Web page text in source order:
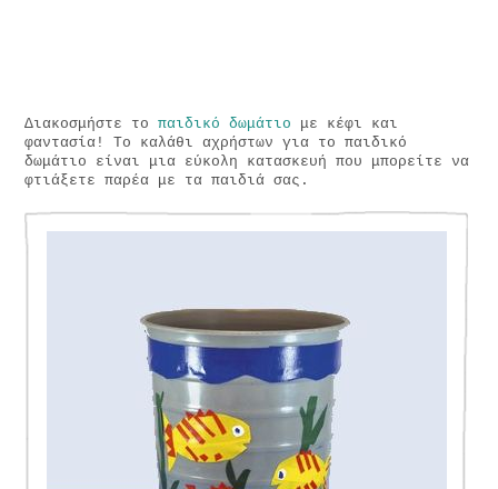
Διακοσμήστε τοπαιδικό δωμάτιο με κέφι και
φαντασία! Το καλάθι αχρήστων για το παιδικό
δωμάτιο είναι μια εύκολη κατασκευή που μπορείτε να
φτιάξετε παρέα με τα παιδιά σας.